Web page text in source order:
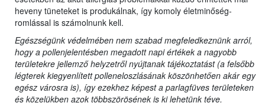
heveny tüneteket is produkálnak, így komoly életminőség-
romlással is számolnunk kell.
Egészségünk védelmében nem szabad megfeledkeznünk arról,
hogy a pollenjelentésben megadott napi értékek a nagyobb
területekre jellemző helyzetről nyújtanak tájékoztatást (a felsőbb
légterek kiegyenlített polleneloszlásának köszönhetően akár egy
egész városra is), így ezekhez képest a parlagfüves területeken
és közelükben azok többszörösének is ki lehetünk téve.